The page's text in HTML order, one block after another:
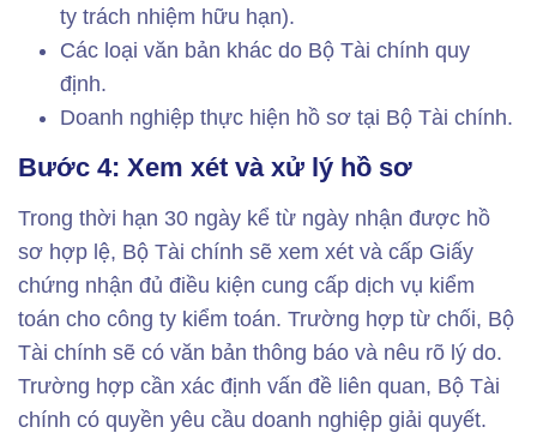
ty trách nhiệm hữu hạn).
Các loại văn bản khác do Bộ Tài chính quy
định.
Doanh nghiệp thực hiện hồ sơ tại Bộ Tài chính.
Bước 4: Xem xét và xử lý hồ sơ
Trong thời hạn 30 ngày kể từ ngày nhận được hồ
sơ hợp lệ, Bộ Tài chính sẽ xem xét và cấp Giấy
chứng nhận đủ điều kiện cung cấp dịch vụ kiểm
toán cho công ty kiểm toán. Trường hợp từ chối, Bộ
Tài chính sẽ có văn bản thông báo và nêu rõ lý do.
Trường hợp cần xác định vấn đề liên quan, Bộ Tài
chính có quyền yêu cầu doanh nghiệp giải quyết.